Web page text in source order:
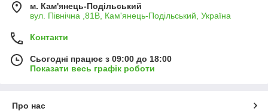
м. Кам'янець-Подільський
вул. Північна ,81В, Кам'янець-Подільський, Україна
Контакти
Сьогодні працює з 09:00 до 18:00
Показати весь графік роботи
Про нас